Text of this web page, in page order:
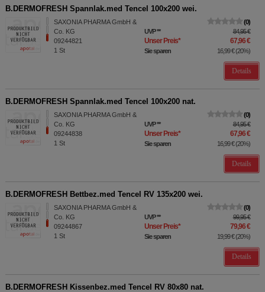
B.DERMOFRESH Spannlak.med Tencel 100x200 wei.
SAXONIA PHARMA GmbH &
Co. KG
09244821
1 St
0
UVP** 84,95 €
Unser Preis* 67,96 €
Sie sparen 16,99 €(20%)
Details
B.DERMOFRESH Spannlak.med Tencel 100x200 nat.
SAXONIA PHARMA GmbH &
Co. KG
09244838
1 St
0
UVP** 84,95 €
Unser Preis* 67,96 €
Sie sparen 16,99 €(20%)
Details
B.DERMOFRESH Bettbez.med Tencel RV 135x200 wei.
SAXONIA PHARMA GmbH &
Co. KG
09244867
1 St
0
UVP** 99,95 €
Unser Preis* 79,96 €
Sie sparen 19,99 €(20%)
Details
B.DERMOFRESH Kissenbez.med Tencel RV 80x80 nat.